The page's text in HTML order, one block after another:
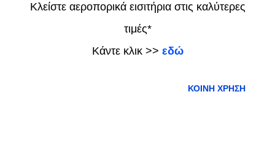
Κλείστε αεροπορικά εισιτήρια στις καλύτερες
τιμές*
Κάντε κλικ >> εδώ
ΚΟΙΝΉ ΧΡΉΣΗ